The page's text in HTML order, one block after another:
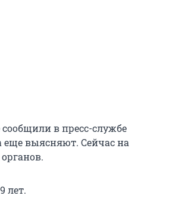
в пресс-службе
еще выясняют. Сейчас на
лет.